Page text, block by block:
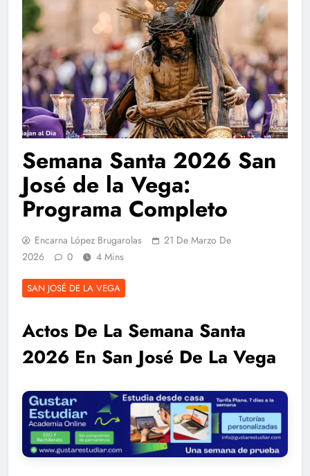
Semana Santa 2026 San
José de la Vega:
Programa Completo
Encarna López Brugarolas
21 De Marzo De
2026
0 4 Mins
SAN JOSÉ DE LA VEGA
Actos De La Semana Santa
2026 En San José De La Vega